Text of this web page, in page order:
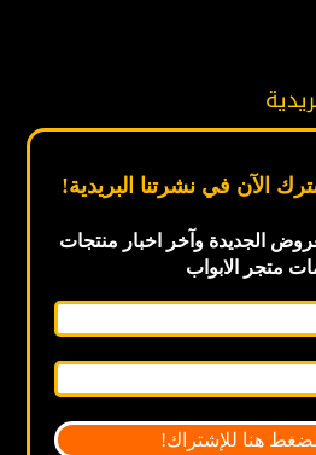
الآن في نشرتنا البريدية!
الجديدةوآخر اخبار منتجات
متجر الابواب